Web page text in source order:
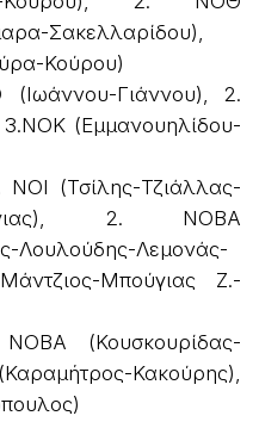
Σακελλαρίδου),
Κούρου)
Γιάννου), 2.
(Εμμανουηλίδου-
ΝΟΙ (Τσίλης-Τζιάλλας-
2. ΝΟΒΑ
Λουλούδης-Λεμονάς-
Μπούγιας Ζ.-
(Κουσκουρίδας-
Κακούρης),